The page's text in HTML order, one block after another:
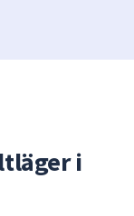
i